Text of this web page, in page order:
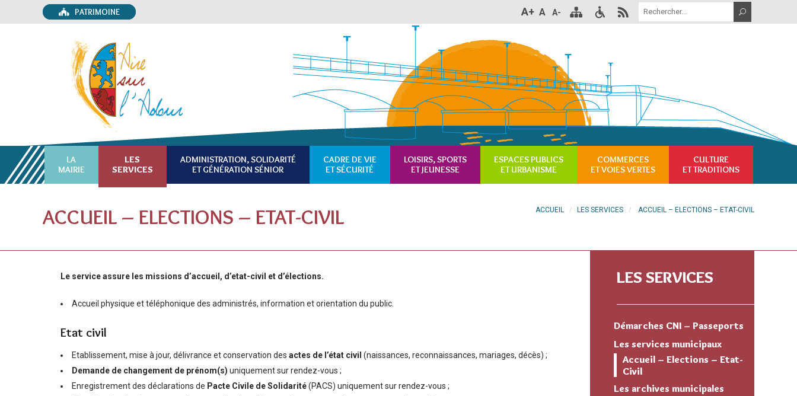
PATRIMOINE A+ A A-
LA
MAIRIE
LES
SERVICES
ADMINISTRATION, SOLIDARITÉ
ET GÉNÉRATION SÉNIOR
CADRE DE VIE
ET SÉCURITÉ
LOISIRS, SPORTS
ET JEUNESSE
ESPACES PUBLICS
ET URBANISME
COMMERCES
ET VOIES VERTES
CULTURE
ET TRADITIONS
ACCUEIL – ELECTIONS – ETAT-CIVIL ACCUEIL LES SERVICES ACCUEIL – ELECTIONS – ETAT-CIVIL
Le service assure les missions d’accueil, d’etat-civil et d’élections.
Accueil physique et téléphonique des administrés, information et orientation du public.
Etat civil
Etablissement, mise à jour, délivrance et conservation des actes de l’état civil (naissances, reconnaissances, mariages, décès) ;
Demande de changement de prénom(s) uniquement sur rendez-vous ;
Enregistrement des déclarations de Pacte Civile de Solidarité(PACS) uniquement sur rendez-vous ;
LES SERVICES
Démarches CNI – Passeports
Les services municipaux
Accueil – Elections – Etat-
Civil
Les archives municipales